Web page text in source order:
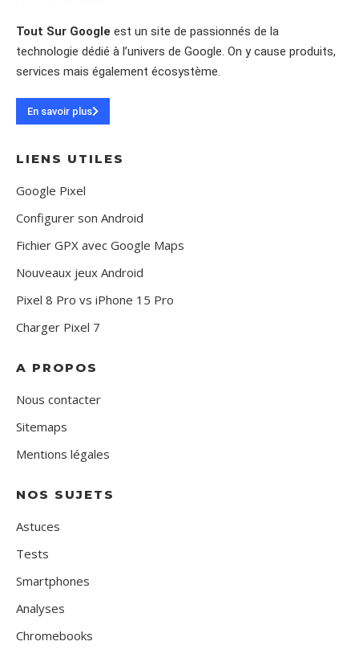
Tout Sur Google est un site de passionnés de la
technologie dédié à l’univers de Google. On y cause produits,
services mais également écosystème.
En savoir plus
LIENS UTILES
Google Pixel
Configurer son Android
Fichier GPX avec Google Maps
Nouveaux jeux Android
Pixel 8 Pro vs iPhone 15 Pro
Charger Pixel 7
A PROPOS
Nous contacter
Sitemaps
Mentions légales
NOS SUJETS
Astuces
Tests
Smartphones
Analyses
Chromebooks